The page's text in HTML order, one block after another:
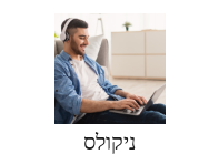
ניקולס